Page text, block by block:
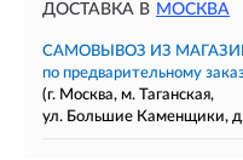
ДОСТАВКА В МОСКВА
САМОВЫВОЗ ИЗ
по предварительному
(г. Москва, м. Таганская,
ул. Большие Каменщики, д.